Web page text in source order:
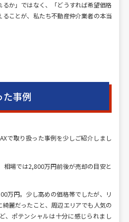
か」ではなく、「どうすれば希望価格
ことが、私たち不動産仲介業者の本当
た事例
で取り扱った事例を少しご紹介しまし
相場では2,800万円前後が売却の目安と
万円。少し高めの価格帯でしたが、リ
麗だったこと、周辺エリアでも人気の
、ポテンシャルは十分に感じられまし